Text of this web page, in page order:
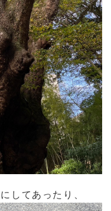
にしてあったり、